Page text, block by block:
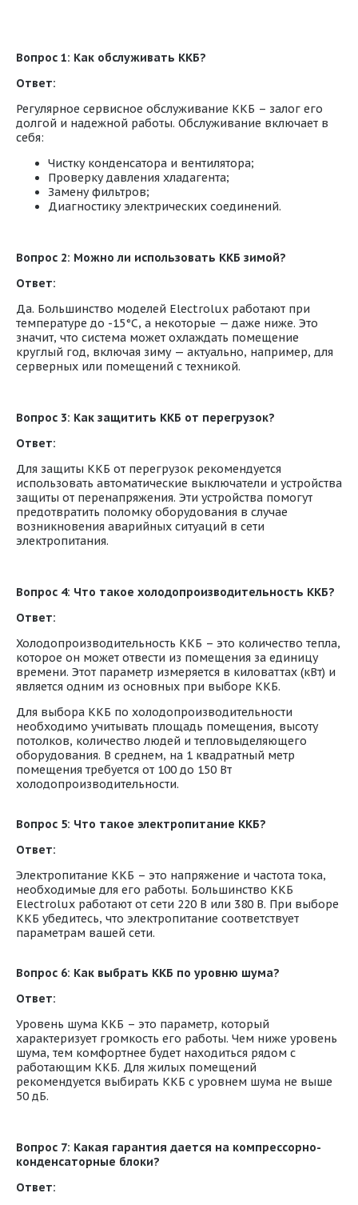
Вопрос 1: Как обслуживать ККБ?
Ответ:
Регулярное сервисное обслуживание ККБ – залог его
долгой и надежной работы. Обслуживание включает в
себя:
Чистку конденсатора и вентилятора;
Проверку давления хладагента;
Замену фильтров;
Диагностику электрических соединений.
Вопрос 2: Можно ли использовать ККБ зимой?
Ответ:
Да. Большинство моделей Electrolux работают при
температуре до -15°C, а некоторые — даже ниже. Это
значит, что система может охлаждать помещение
круглый год, включая зиму — актуально, например, для
серверных или помещений с техникой.
Вопрос 3: Как защитить ККБ от перегрузок?
Ответ:
Для защиты ККБ от перегрузок рекомендуется
использовать автоматические выключатели и устройства
защиты от перенапряжения. Эти устройства помогут
предотвратить поломку оборудования в случае
возникновения аварийных ситуаций в сети
электропитания.
Вопрос 4: Что такое холодопроизводительность ККБ?
Ответ:
Холодопроизводительность ККБ – это количество тепла,
которое он может отвести из помещения за единицу
времени. Этот параметр измеряется в киловаттах (кВт) и
является одним из основных при выборе ККБ.
Для выбора ККБ по холодопроизводительности
необходимо учитывать площадь помещения, высоту
потолков, количество людей и тепловыделяющего
оборудования. В среднем, на 1 квадратный метр
помещения требуется от 100 до 150 Вт
холодопроизводительности.
Вопрос 5: Что такое электропитание ККБ?
Ответ:
Электропитание ККБ – это напряжение и частота тока,
необходимые для его работы. Большинство ККБ
Electrolux работают от сети 220 В или 380 В. При выборе
ККБ убедитесь, что электропитание соответствует
параметрам вашей сети.
Вопрос 6: Как выбрать ККБ по уровню шума?
Ответ:
Уровень шума ККБ – это параметр, который
характеризует громкость его работы. Чем ниже уровень
шума, тем комфортнее будет находиться рядом с
работающим ККБ. Для жилых помещений
рекомендуется выбирать ККБ с уровнем шума не выше
50 дБ.
Вопрос 7: Какая гарантия дается на компрессорно-
конденсаторные блоки?
Ответ: